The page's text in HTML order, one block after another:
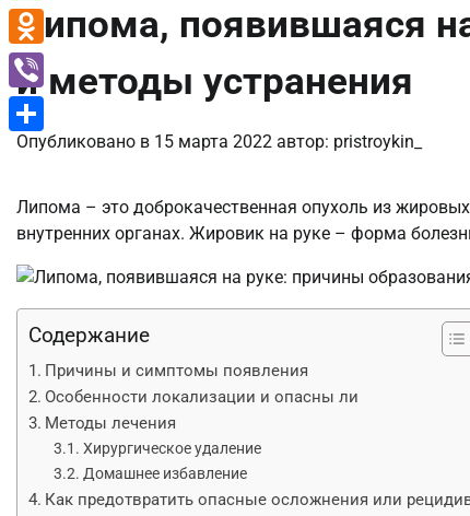
Липома, появившаяся
и методы устранения
Опубликовано в 15 марта 2022 автор: pristroykin_
Липома – это доброкачественная опухоль из
внутренних органах. Жировик на руке – форма
Содержание
Причины и симптомы появления
Особенности локализации и опасны ли
Методы лечения
Хирургическое удаление
Домашнее избавление
Как предотвратить опасные осложнения или
WhatsApp
Odnoklassniki
Viber
Отправить